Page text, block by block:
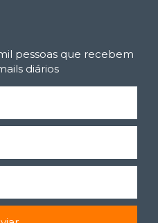
pessoas que recebem
diários